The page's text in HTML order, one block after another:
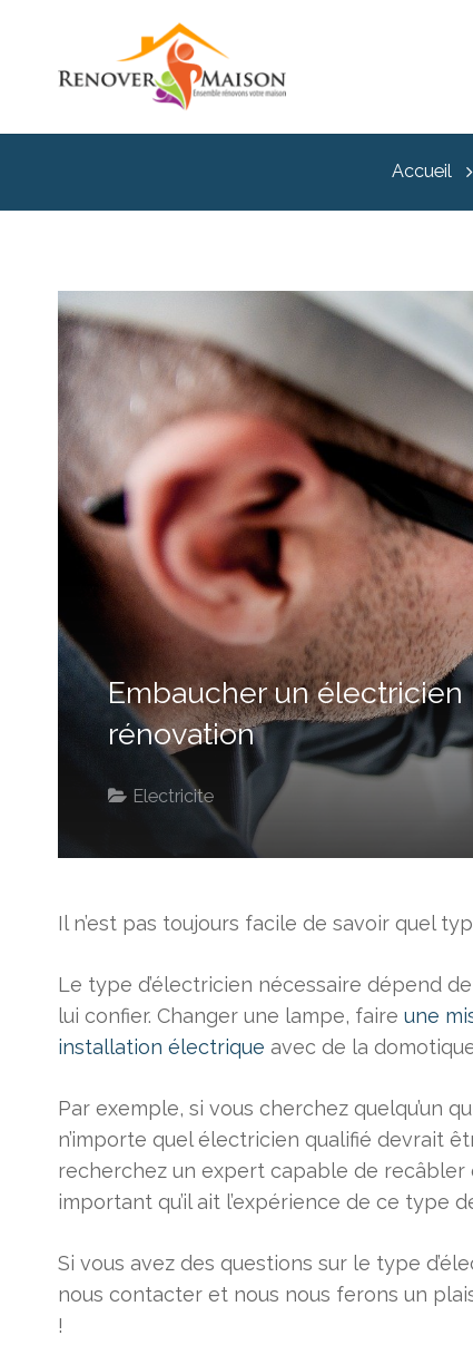
Accueil
Embaucher un
rénovation
Electricite
Il n’est pas toujours facile de savoir quel
Le type d’électricien nécessaire dépend
lui confier. Changer une lampe, faire une
installation électrique avec de la
Par exemple, si vous cherchez quelqu’un
n’importe quel électricien qualifié devrait
recherchez un expert capable de
important qu’il ait l’expérience de ce type
Si vous avez des questions sur le type
nous contacter et nous nous ferons un
!